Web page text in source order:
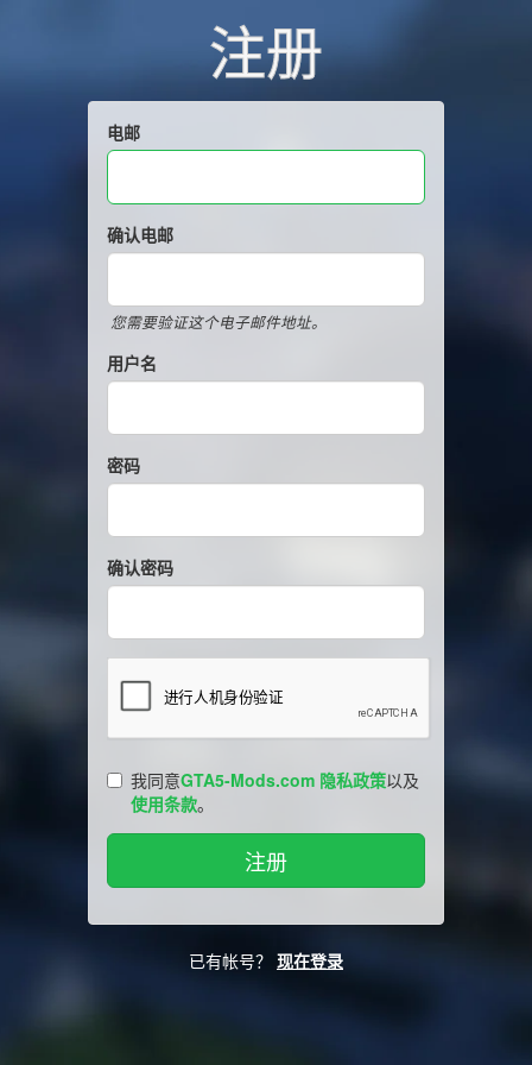
注册
电邮
确认电邮
您需要验证这个电子邮件地址。
用户名
密码
确认密码
我同意GTA5-Mods.com 隐私政策以及
使用条款。
已有帐号？ 现在登录